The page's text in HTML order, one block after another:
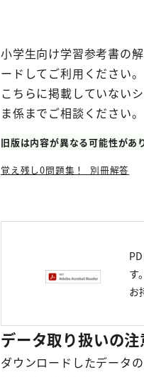
小学生向け学習参考書の
ードしてご利用ください。
こちらに掲載していない
ま係までご相談ください。
旧版は内容が異なる可能性があ
覚え残し0問題集！_別冊解答
す。
お
データ取り扱いの注
ダウンロードしたデータ